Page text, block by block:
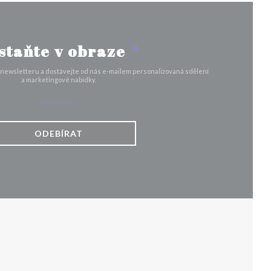
v obraze *
a dostávejte od nás e-mailem personalizovaná sdělení
a marketingové nabídky.
ODEBÍRAT
OKNĚ))